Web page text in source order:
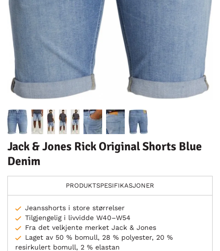
Jack & Jones Rick Original Shorts Blue
Denim
PRODUKTSPESIFIKASJONER
Jeansshorts i store størrelser
Tilgjengelig i livvidde W40–W54
Fra det velkjente merket Jack & Jones
Laget av 50 % bomull, 28 % polyester, 20 %
resirkulert bomull, 2 % elastan